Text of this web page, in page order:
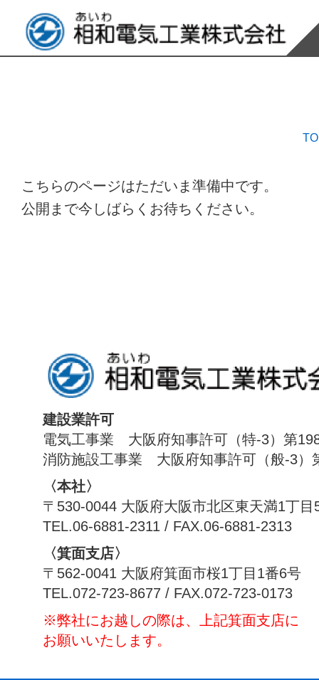
こちらのページはただいま準備中です。
公開まで今しばらくお待ちください。
建設業許可
電気工事業 大阪府知事許可（特-3）第
消防施設工事業 大阪府知事許可（般-3）
〈本社〉
〒530-0044 大阪府大阪市北区東天満1丁目
TEL.06-6881-2311 / FAX.06-6881-2313
〈箕面支店〉
〒562-0041 大阪府箕面市桜1丁目1番6号
TEL.072-723-8677 / FAX.072-723-0173
※弊社にお越しの際は、上記箕面支店に
お願いいたします。